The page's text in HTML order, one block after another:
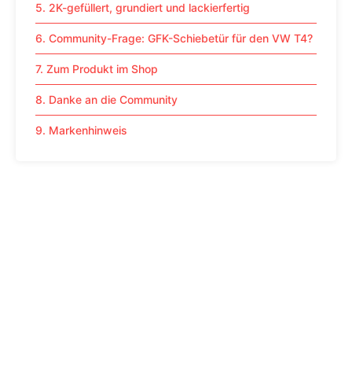
5. 2K-gefüllert, grundiert und lackierfertig
6. Community-Frage: GFK-Schiebetür für den VW T4?
7. Zum Produkt im Shop
8. Danke an die Community
9. Markenhinweis